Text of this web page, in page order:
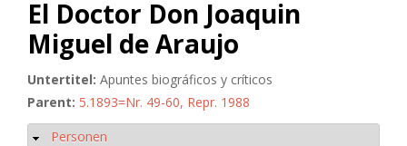
El Doctor Don Joaquin
Miguel de Araujo
Untertitel: Apuntes biográficos y críticos
Parent: 5.1893=Nr. 49-60, Repr. 1988
Ausblenden
Personen